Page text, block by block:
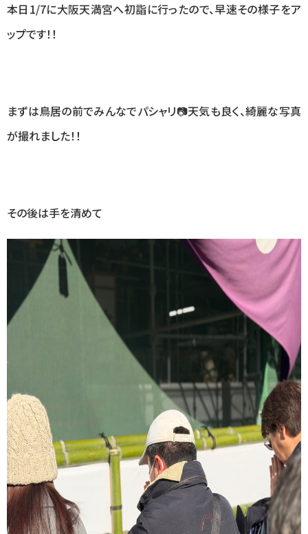
本日1/7に大阪天満宮へ初詣に行ったので、早速その様子をア
ップです！！
まずは鳥居の前でみんなでパシャリ📷天気も良く、綺麗な写真
が撮れました！！
その後は手を清めて